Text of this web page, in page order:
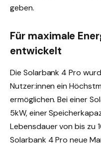
geben.
Für maximale
entwickelt
Die Solarbank 4 Pro
Nutzer:innen ein
ermöglichen. Bei einer
5kW, einer
Lebensdauer von bis zu
Solarbank 4 Pro neue